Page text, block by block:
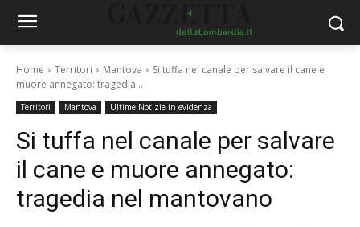
Home Territori Mantova
Si tuffa nel canale per salvare il cane e
muore annegato: tragedia...
Territori Mantova Ultime Notizie in evidenza
Si tuffa nel canale per salvare
il cane e muore annegato:
tragedia nel mantovano